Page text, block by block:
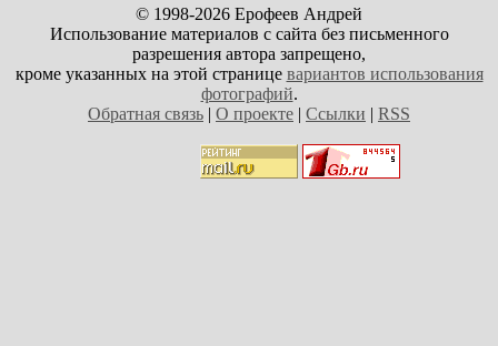
© 1998-2026 Ерофеев Андрей
Использование материалов с сайта без письменного
разрешения автора запрещено,
кроме указанных на этой странице вариантов использования
фотографий.
Обратная связь | О проекте | Ссылки | RSS